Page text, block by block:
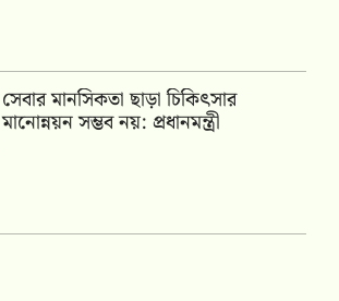
সেবার মানসিকতা ছাড়া চিকিৎসার
মানোন্নয়ন সম্ভব নয়: প্রধানমন্ত্রী